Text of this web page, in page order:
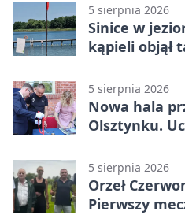
5 sierpnia 2026
Sinice w
kąpieli objął
5 sierpnia 2026
Nowa hala
Olsztynku.
5 sierpnia 2026
Orzeł
Pierwszy